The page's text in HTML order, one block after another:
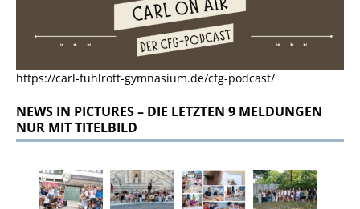
https://carl-fuhlrott-gymnasium.de/cfg-podcast/
NEWS IN PICTURES – DIE LETZTEN 9 MELDUNGEN
NUR MIT TITELBILD